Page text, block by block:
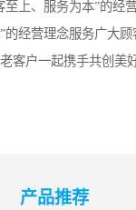
至上、服务为本”的经
的经营理念服务广大
客户一起携手共创美
产品推荐